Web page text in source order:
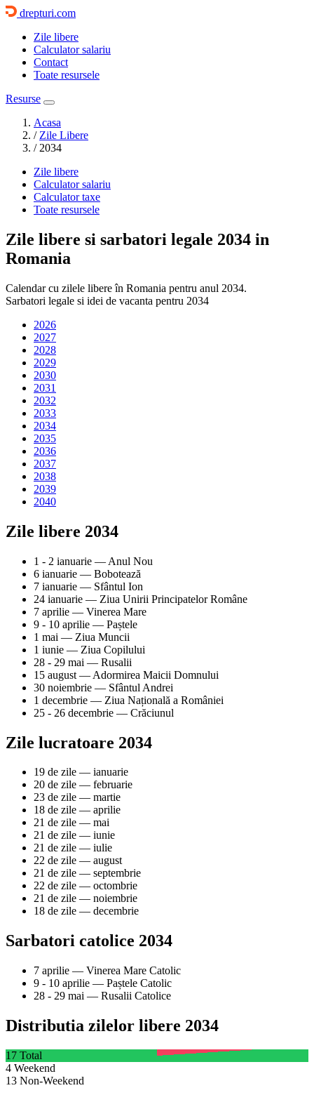
drepturi.com
Zile libere
Calculator salariu
Contact
Toate resursele
Resurse
Acasa
/ Zile Libere
/ 2034
Zile libere
Calculator salariu
Calculator taxe
Toate resursele
Zile libere si sarbatori legale 2034 in
Romania
Calendar cu zilele libere în Romania pentru anul 2034.
Sarbatori legale si idei de vacanta pentru 2034
2026
2027
2028
2029
2030
2031
2032
2033
2034
2035
2036
2037
2038
2039
2040
Zile libere 2034
1 - 2 ianuarie — Anul Nou
6 ianuarie — Bobotează
7 ianuarie — Sfântul Ion
24 ianuarie — Ziua Unirii Principatelor Române
7 aprilie — Vinerea Mare
9 - 10 aprilie — Paștele
1 mai — Ziua Muncii
1 iunie — Ziua Copilului
28 - 29 mai — Rusalii
15 august — Adormirea Maicii Domnului
30 noiembrie — Sfântul Andrei
1 decembrie — Ziua Națională a României
25 - 26 decembrie — Crăciunul
Zile lucratoare 2034
19 de zile — ianuarie
20 de zile — februarie
23 de zile — martie
18 de zile — aprilie
21 de zile — mai
21 de zile — iunie
21 de zile — iulie
22 de zile — august
21 de zile — septembrie
22 de zile — octombrie
21 de zile — noiembrie
18 de zile — decembrie
Sarbatori catolice 2034
7 aprilie — Vinerea Mare Catolic
9 - 10 aprilie — Paștele Catolic
28 - 29 mai — Rusalii Catolice
Distributia zilelor libere 2034
17 Total
4 Weekend
13 Non-Weekend